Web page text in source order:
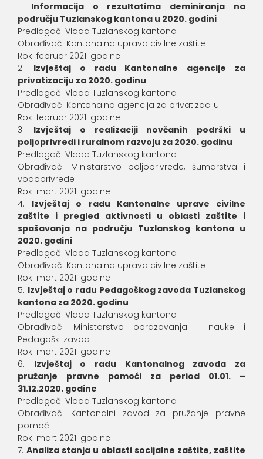
Informacija o rezultatima deminiranja na
području Tuzlanskog kantona u 2020. godini
Predlagač: Vlada Tuzlanskog kantona
Obrađivač: Kantonalna uprava civilne zaštite
Rok: februar 2021. godine
Izvještaj o radu Kantonalne agencije za
privatizaciju za 2020. godinu
Predlagač: Vlada Tuzlanskog kantona
Obrađivač: Kantonalna agencija za privatizaciju
Rok: februar 2021. godine
Izvještaj o realizaciji novčanih podrški u
poljoprivredi i ruralnom razvoju za 2020. godinu
Predlagač: Vlada Tuzlanskog kantona
Obrađivač: Ministarstvo poljoprivrede, šumarstva i
vodoprivrede
Rok: mart 2021. godine
Izvještaj o radu Kantonalne uprave civilne
zaštite i pregled aktivnosti u oblasti zaštite i
spašavanja na području Tuzlanskog kantona u
2020. godini
Predlagač: Vlada Tuzlanskog kantona
Obrađivač: Kantonalna uprava civilne zaštite
Rok: mart 2021. godine
Izvještaj o radu Pedagoškog zavoda Tuzlanskog
kantona za 2020. godinu
Predlagač: Vlada Tuzlanskog kantona
Obrađivač: Ministarstvo obrazovanja i nauke i
Pedagoški zavod
Rok: mart 2021. godine
Izvještaj o radu Kantonalnog zavoda za
pružanje pravne pomoći za period 01.01. –
31.12.2020. godine
Predlagač: Vlada Tuzlanskog kantona
Obrađivač: Kantonalni zavod za pružanje pravne
pomoći
Rok: mart 2021. godine
Analiza stanja u oblasti socijalne zaštite, zaštite